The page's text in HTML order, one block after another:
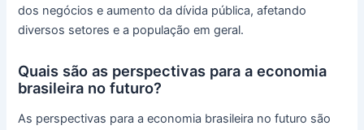
dos negócios e aumento da dívida pública, afetando
diversos setores e a população em geral.
Quais são as perspectivas para a economia
brasileira no futuro?
As perspectivas para a economia brasileira no futuro são